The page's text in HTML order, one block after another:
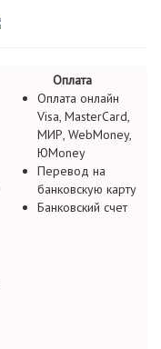
Оплата
Оплата онлайн
Visa, MasterCard,
МИР, WebMoney,
ЮMoney
Перевод на
банковскую карту
Банковский счет